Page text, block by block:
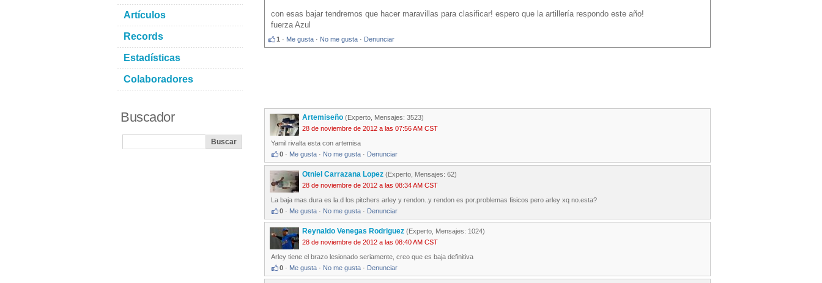
con esas bajar tendremos que hacer maravillas para clasificar! espero que la artillería respondo este año!
fuerza Azul
1 · Me gusta · No me gusta · Denunciar
Artemiseño (Experto, Mensajes: 3523)
28 de noviembre de 2012 a las 07:56 AM CST
Yamil rivalta esta con artemisa
0 · Me gusta · No me gusta · Denunciar
Otniel Carrazana Lopez (Experto, Mensajes: 62)
28 de noviembre de 2012 a las 08:34 AM CST
La baja mas.dura es la.d los.pitchers arley y rendon..y rendon es por.problemas fisicos pero arley xq no.esta?
0 · Me gusta · No me gusta · Denunciar
Reynaldo Venegas Rodriguez (Experto, Mensajes: 1024)
28 de noviembre de 2012 a las 08:40 AM CST
Arley tiene el brazo lesionado seriamente, creo que es baja definitiva
0 · Me gusta · No me gusta · Denunciar
Artículos
Records
Estadísticas
Colaboradores
Buscador